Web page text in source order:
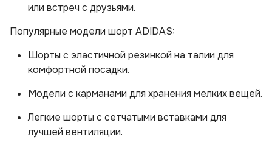
или встреч с друзьями.
Популярные модели шорт ADIDAS:
Шорты с эластичной резинкой на талии для
комфортной посадки.
Модели с карманами для хранения мелких вещей.
Легкие шорты с сетчатыми вставками для
лучшей вентиляции.